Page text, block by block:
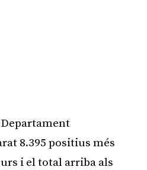
Departament
8.395 positius més
i el total arriba als